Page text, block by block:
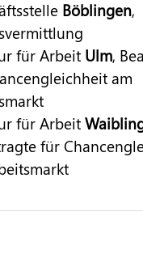
Böblingen,
für Arbeit Ulm,
am
für Arbeit
für